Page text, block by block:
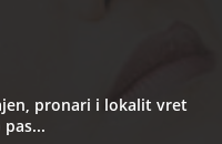
pronari i lokalit vret